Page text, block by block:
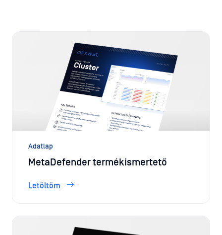
Adatlap
MetaDefender termékismertető
Letöltöm